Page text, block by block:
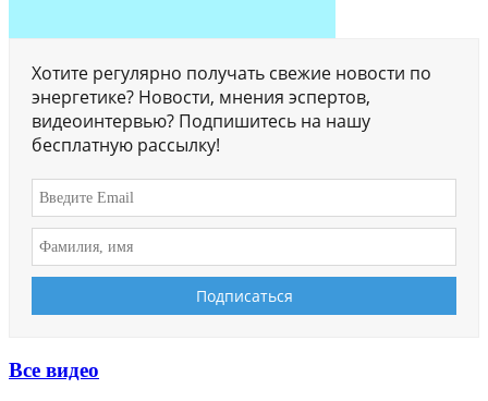
Хотите регулярно получать свежие новости по
энергетике? Новости, мнения эспертов,
видеоинтервью? Подпишитесь на нашу
бесплатную рассылку!
Все видео